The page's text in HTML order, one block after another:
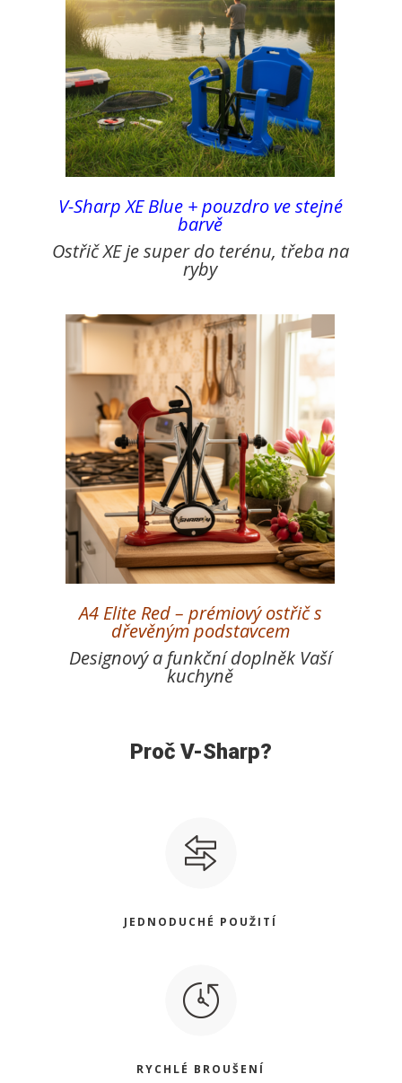
V-Sharp XE Blue+ pouzdro ve stejné
barvě
Ostřič XE je super do terénu, třeba na
ryby
A4 Elite Red – prémiový ostřič s
dřevěným podstavcem
Designový a funkční doplněk Vaší
kuchyně
Proč V-Sharp?
JEDNODUCHÉ POUŽITÍ
RYCHLÉ BROUŠENÍ